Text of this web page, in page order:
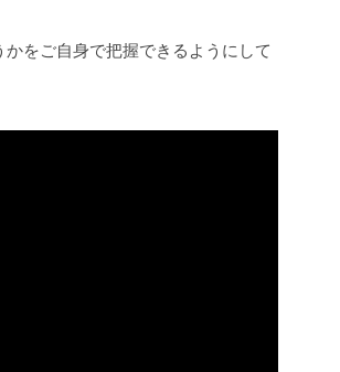
かをご自身で把握できるようにして